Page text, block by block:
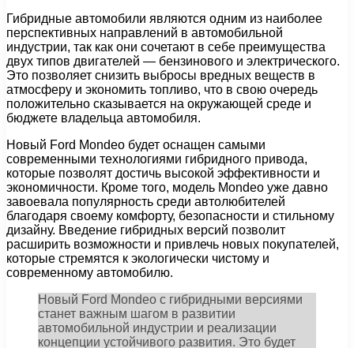
Гибридные автомобили являются одним из наиболее
перспективных направлений в автомобильной
индустрии, так как они сочетают в себе преимущества
двух типов двигателей — бензинового и электрического.
Это позволяет снизить выбросы вредных веществ в
атмосферу и экономить топливо, что в свою очередь
положительно сказывается на окружающей среде и
бюджете владельца автомобиля.
Новый Ford Mondeo будет оснащен самыми
современными технологиями гибридного привода,
которые позволят достичь высокой эффективности и
экономичности. Кроме того, модель Mondeo уже давно
завоевала популярность среди автолюбителей
благодаря своему комфорту, безопасности и стильному
дизайну. Введение гибридных версий позволит
расширить возможности и привлечь новых покупателей,
которые стремятся к экологически чистому и
современному автомобилю.
Новый Ford Mondeo с гибридными версиями
станет важным шагом в развитии
автомобильной индустрии и реализации
концепции устойчивого развития. Это будет